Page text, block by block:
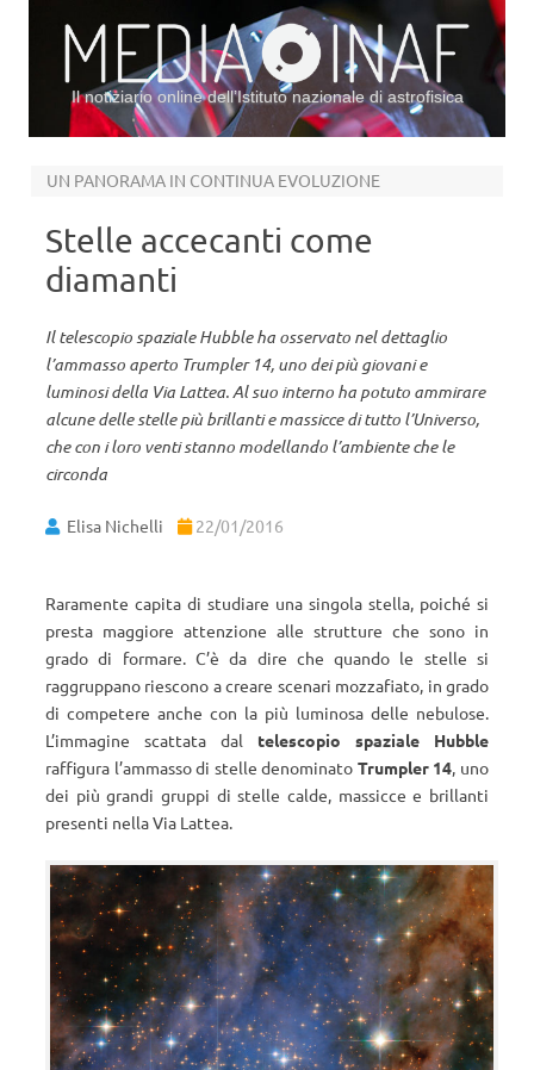
Il notiziario online dell’Istituto nazionale di astrofisica
UN PANORAMA IN CONTINUA EVOLUZIONE
Stelle accecanti come
diamanti
Il telescopio spaziale Hubble ha osservato nel dettaglio
l’ammasso aperto Trumpler 14, uno dei più giovani e
luminosi della Via Lattea. Al suo interno ha potuto ammirare
alcune delle stelle più brillanti e massicce di tutto l’Universo,
che con i loro venti stanno modellando l’ambiente che le
circonda
Elisa Nichelli 22/01/2016
Raramente capita di studiare una singola stella, poiché si
presta maggiore attenzione alle strutture che sono in
grado di formare. C’è da dire che quando le stelle si
raggruppano riescono a creare scenari mozzafiato, in grado
di competere anche con la più luminosa delle nebulose.
L’immagine scattata dal telescopio spaziale Hubble
raffigura l’ammasso di stelle denominato Trumpler 14, uno
dei più grandi gruppi di stelle calde, massicce e brillanti
presenti nella Via Lattea.